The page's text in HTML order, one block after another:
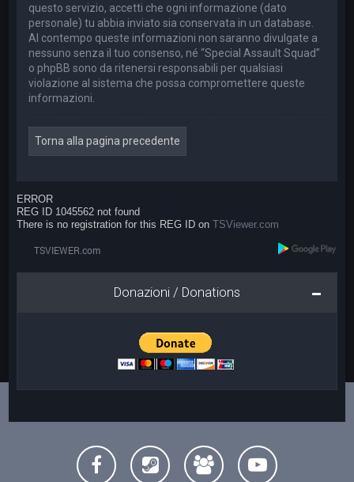
questo servizio, accetti che ogni informazione (dato
personale) tu abbia inviato sia conservata in un database.
Al contempo queste informazioni non saranno divulgate a
nessuno senza il tuo consenso, né “Special Assault Squad”
o phpBB sono da ritenersi responsabili per qualsiasi
violazione al sistema che possa compromettere queste
informazioni.
Torna alla pagina precedente
ERROR
REG ID 1045562 not found
There is no registration for this REG ID onTSViewer.com
Donazioni / Donations